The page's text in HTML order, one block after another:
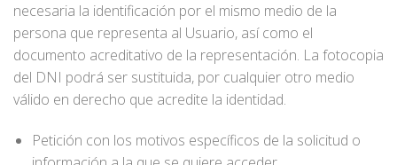
necesaria la identificación por el mismo medio de la
persona que representa al Usuario, así como el
documento acreditativo de la representación. La fotocopia
del DNI podrá ser sustituida, por cualquier otro medio
válido en derecho que acredite la identidad.
Petición con los motivos específicos de la solicitud o